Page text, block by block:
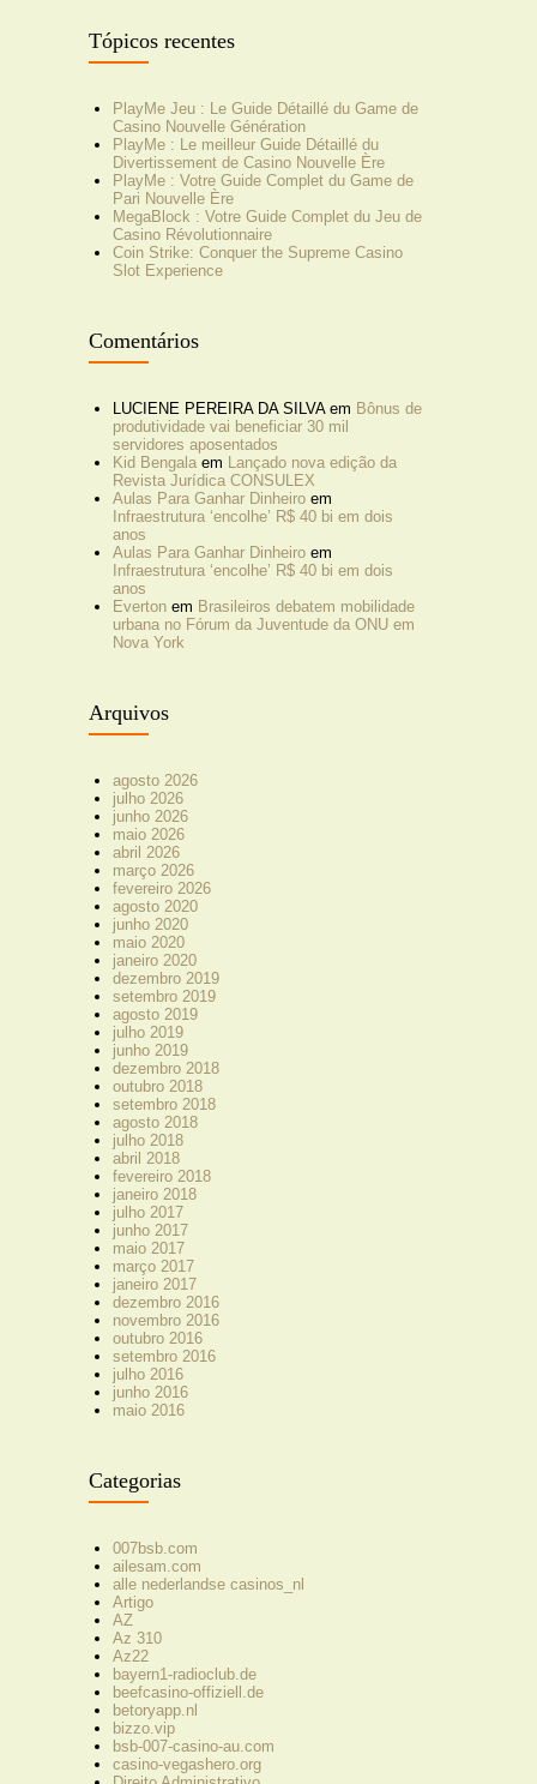
Tópicos recentes
PlayMe Jeu : Le Guide Détaillé du Game de
Casino Nouvelle Génération
PlayMe : Le meilleur Guide Détaillé du
Divertissement de Casino Nouvelle Ère
PlayMe : Votre Guide Complet du Game de
Pari Nouvelle Ère
MegaBlock : Votre Guide Complet du Jeu de
Casino Révolutionnaire
Coin Strike: Conquer the Supreme Casino
Slot Experience
Comentários
LUCIENE PEREIRA DA SILVAem Bônus de
produtividade vai beneficiar 30 mil
servidores aposentados
Kid Bengala em Lançado nova edição da
Revista Jurídica CONSULEX
Aulas Para Ganhar Dinheiro em
Infraestrutura ‘encolhe’ R$ 40 bi em dois
anos
Aulas Para Ganhar Dinheiro em
Infraestrutura ‘encolhe’ R$ 40 bi em dois
anos
Everton em Brasileiros debatem mobilidade
urbana no Fórum da Juventude da ONU em
Nova York
Arquivos
agosto 2026
julho 2026
junho 2026
maio 2026
abril 2026
março 2026
fevereiro 2026
agosto 2020
junho 2020
maio 2020
janeiro 2020
dezembro 2019
setembro 2019
agosto 2019
julho 2019
junho 2019
dezembro 2018
outubro 2018
setembro 2018
agosto 2018
julho 2018
abril 2018
fevereiro 2018
janeiro 2018
julho 2017
junho 2017
maio 2017
março 2017
janeiro 2017
dezembro 2016
novembro 2016
outubro 2016
setembro 2016
julho 2016
junho 2016
maio 2016
Categorias
007bsb.com
ailesam.com
alle nederlandse casinos_nl
Artigo
AZ
Az 310
Az22
bayern1-radioclub.de
beefcasino-offiziell.de
betoryapp.nl
bizzo.vip
bsb-007-casino-au.com
casino-vegashero.org